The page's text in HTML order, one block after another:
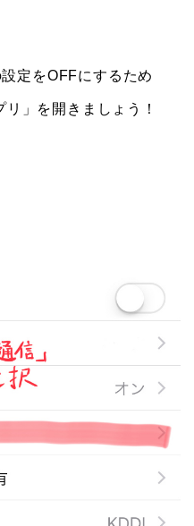
定をOFFにするため
」を開きましょう！